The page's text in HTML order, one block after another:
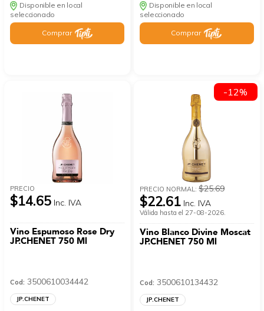
Disponible en local
seleccionado
Comprar
Disponible en local
seleccionado
Comprar
PRECIO
$14.65 Inc. IVA
Vino Espumoso Rose Dry
JP.CHENET 750 Ml
Cod: 3500610034442
JP.CHENET
PRECIO NORMAL:$25.69
$22.61 Inc. IVA
Válida hasta el 27-08-2026.
Vino Blanco Divine Moscat
JP.CHENET 750 Ml
Cod: 3500610134432
JP.CHENET
-12%